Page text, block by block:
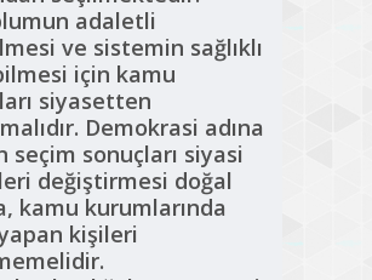
adaletli
ve sistemin sağlıklı
için kamu
siyasetten
Demokrasi adına
seçim sonuçları siyasi
değiştirmesi doğal
kamu kurumlarında
kişileri